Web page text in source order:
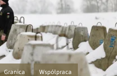
Granica
Współpraca